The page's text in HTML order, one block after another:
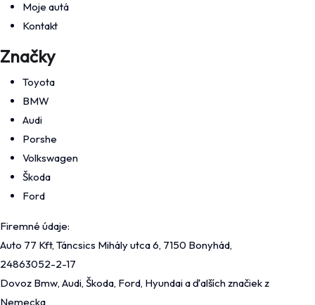
Moje autá
Kontakt
Značky
Toyota
BMW
Audi
Porshe
Volkswagen
Škoda
Ford
Firemné údaje:
Auto 77 Kft, Táncsics Mihály utca 6, 7150 Bonyhád,
24863052-2-17
Dovoz Bmw, Audi, Škoda, Ford, Hyundai a ďalších značiek z
Nemecka